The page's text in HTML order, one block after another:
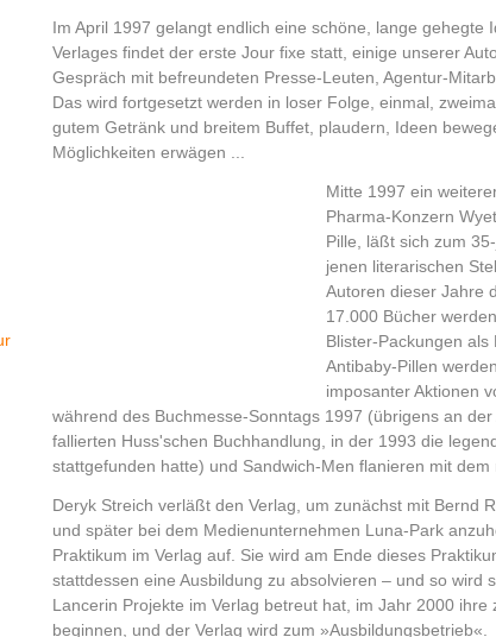
Im April 1997 gelangt endlich eine schöne, lange gehegte
Verlages findet der erste Jour fixe statt, einige unserer
Gespräch mit befreundeten Presse-Leuten, Agentur-
Das wird fortgesetzt werden in loser Folge, einmal,
gutem Getränk und breitem Buffet, plaudern, Ideen
Möglichkeiten erwägen ...
Mitte 1997 ein
Pharma-Konzern
Pille, läßt sich zum
jenen literarischen
Autoren dieser Jahre
17.000 Bücher
Blister-Packungen
Antibaby-Pillen
imposanter Aktionen
während des Buchmesse-Sonntags 1997 (übrigens an
fallierten Huss'schen Buchhandlung, in der 1993 die
stattgefunden hatte) und Sandwich-Men flanieren mit
Deryk Streich verläßt den Verlag, um zunächst mit Bernd
und später bei dem Medienunternehmen Luna-Park
Praktikum im Verlag auf. Sie wird am Ende dieses
stattdessen eine Ausbildung zu absolvieren – und so wird
Lancerin Projekte im Verlag betreut hat, im Jahr 2000
beginnen, und der Verlag wird zum »Ausbildungsbetrieb«.